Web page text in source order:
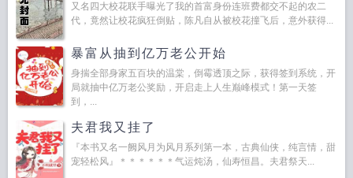
又名四大校花联手曝光了我的首富身份连班费都交不起的农二
代，竟然让校花疯狂倒贴，陈凡自从被校花撞飞后，意外获得...
暴富从抽到亿万老公开始
身揣全部身家五百块的温棠，倒霉透顶之际，获得签到系统，开
局就抽中亿万老公奖励，开启走上人生巅峰模式！第一天签
到，...
夫君我又挂了
『本书又名一阙风月为风月系列第一本，古典仙侠，纯言情，甜
宠轻松风』＊＊＊＊＊＊气运炖汤，仙寿恒昌。夫君祭天...